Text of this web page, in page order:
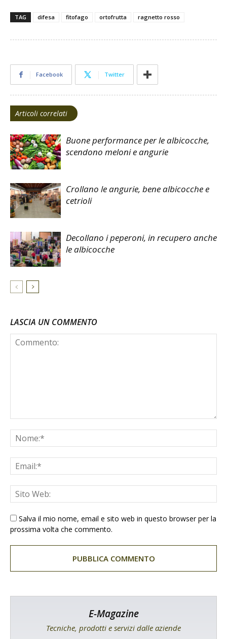
TAG difesa fitofago ortofrutta ragnetto rosso
Facebook Twitter
Articoli correlati
Buone performance per le albicocche,
scendono meloni e angurie
Crollano le angurie, bene albicocche e
cetrioli
Decollano i peperoni, in recupero anche
le albicocche
LASCIA UN COMMENTO
Salva il mio nome, email e sito web in questo browser per la
prossima volta che commento.
E-Magazine
Tecniche, prodotti e servizi dalle aziende